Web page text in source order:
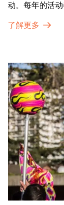
动。每年的活动
了解更多